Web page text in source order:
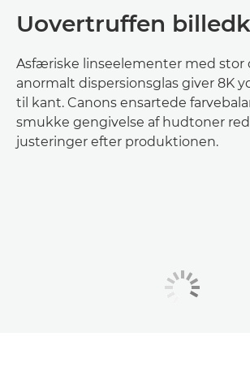
Uovertruffen
Asfæriske linseelementer med stor
anormalt dispersionsglas giver 8K
til kant. Canons ensartede
smukke gengivelse af hudtoner
justeringer efter produktionen.